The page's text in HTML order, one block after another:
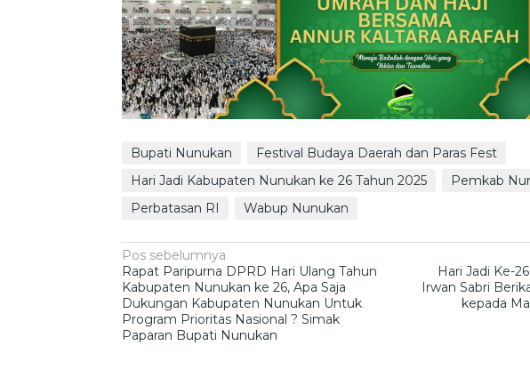
Bupati Nunukan
Festival Budaya Daerah dan Paras Fest
Hari Jadi Kabupaten Nunukan ke 26 Tahun 2025
Pemkab
Perbatasan RI
Wabup Nunukan
Navigasi
pos
Pos sebelumnya
Rapat Paripurna DPRD Hari Ulang Tahun
Kabupaten Nunukan ke 26, Apa Saja
Dukungan Kabupaten Nunukan Untuk
Program Prioritas Nasional ? Simak
Paparan Bupati Nunukan
Hari Jadi Ke-
Irwan Sabri
kepada